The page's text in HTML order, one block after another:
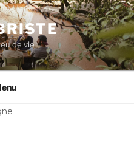
de vie